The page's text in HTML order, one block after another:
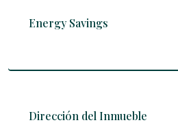
Energy Savings
Dirección del Inmueble